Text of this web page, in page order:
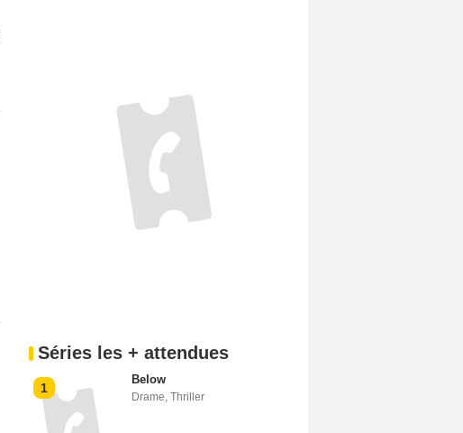
Séries les + attendues
1
Below
Drame Thriller